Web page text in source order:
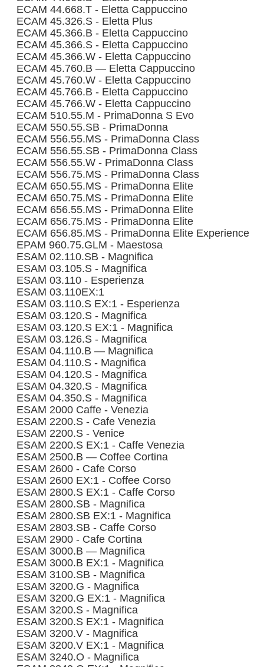
ECAM 44.668.T - Eletta Cappuccino
ECAM 45.326.S - Eletta Plus
ECAM 45.366.B - Eletta Cappuccino
ECAM 45.366.S - Eletta Cappuccino
ECAM 45.366.W - Eletta Cappuccino
ECAM 45.760.B — Eletta Cappuccino
ECAM 45.760.W - Eletta Cappuccino
ECAM 45.766.B - Eletta Cappuccino
ECAM 45.766.W - Eletta Cappuccino
ECAM 510.55.M - PrimaDonna S Evo
ECAM 550.55.SB - PrimaDonna
ECAM 556.55.MS - PrimaDonna Class
ECAM 556.55.SB - PrimaDonna Class
ECAM 556.55.W - PrimaDonna Class
ECAM 556.75.MS - PrimaDonna Class
ECAM 650.55.MS - PrimaDonna Elite
ECAM 650.75.MS - PrimaDonna Elite
ECAM 656.55.MS - PrimaDonna Elite
ECAM 656.75.MS - PrimaDonna Elite
ECAM 656.85.MS - PrimaDonna Elite Experience
EPAM 960.75.GLM - Maestosa
ESAM 02.110.SB - Magnifica
ESAM 03.105.S - Magnifica
ESAM 03.110 - Esperienza
ESAM 03.110EX:1
ESAM 03.110.S EX:1 - Esperienza
ESAM 03.120.S - Magnifica
ESAM 03.120.S EX:1 - Magnifica
ESAM 03.126.S - Magnifica
ESAM 04.110.B — Magnifica
ESAM 04.110.S - Magnifica
ESAM 04.120.S - Magnifica
ESAM 04.320.S - Magnifica
ESAM 04.350.S - Magnifica
ESAM 2000 Caffe - Venezia
ESAM 2200.S - Cafe Venezia
ESAM 2200.S - Venice
ESAM 2200.S EX:1 - Caffe Venezia
ESAM 2500.B — Coffee Cortina
ESAM 2600 - Cafe Corso
ESAM 2600 EX:1 - Coffee Corso
ESAM 2800.S EX:1 - Caffe Corso
ESAM 2800.SB - Magnifica
ESAM 2800.SB EX:1 - Magnifica
ESAM 2803.SB - Caffe Corso
ESAM 2900 - Cafe Cortina
ESAM 3000.B — Magnifica
ESAM 3000.B EX:1 - Magnifica
ESAM 3100.SB - Magnifica
ESAM 3200.G - Magnifica
ESAM 3200.G EX:1 - Magnifica
ESAM 3200.S - Magnifica
ESAM 3200.S EX:1 - Magnifica
ESAM 3200.V - Magnifica
ESAM 3200.V EX:1 - Magnifica
ESAM 3240.O - Magnifica